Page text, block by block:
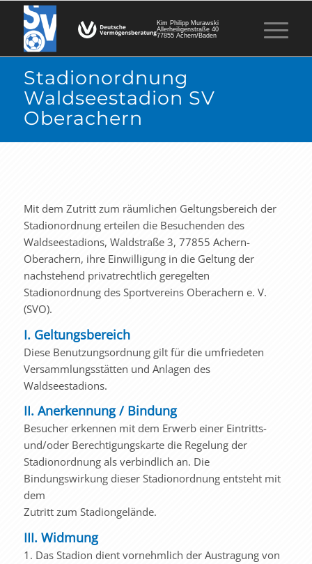
Kim Philipp Murawski
Allerheiligenstraße 40
77855 Achern/Baden
Stadionordnung
Waldseestadion SV
Oberachern
Mit dem Zutritt zum räumlichen Geltungsbereich der
Stadionordnung erteilen die Besuchenden des
Waldseestadions, Waldstraße 3, 77855 Achern-
Oberachern, ihre Einwilligung in die Geltung der
nachstehend privatrechtlich geregelten
Stadionordnung des Sportvereins Oberachern e. V.
(SVO).
I. Geltungsbereich
Diese Benutzungsordnung gilt für die umfriedeten
Versammlungsstätten und Anlagen des
Waldseestadions.
II. Anerkennung / Bindung
Besucher erkennen mit dem Erwerb einer Eintritts-
und/oder Berechtigungskarte die Regelung der
Stadionordnung als verbindlich an. Die
Bindungswirkung dieser Stadionordnung entsteht mit
dem
Zutritt zum Stadiongelände.
III. Widmung
1. Das Stadion dient vornehmlich der Austragung von